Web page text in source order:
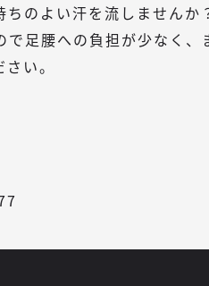
のよい汗を流しませんか
足腰への負担が少なく
い。